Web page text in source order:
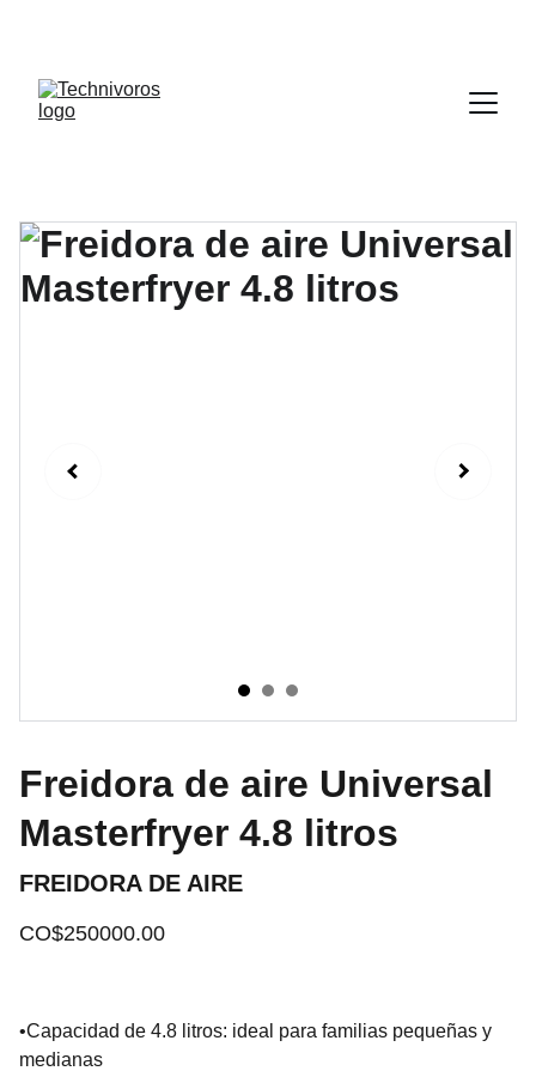
Freidora de aire Universal
Masterfryer 4.8 litros
FREIDORA DE AIRE
CO$250000.00
•Capacidad de 4.8 litros: ideal para familias pequeñas y
medianas